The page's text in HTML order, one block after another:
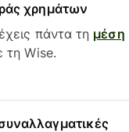
χρημάτων
πάντα τη μέση
τη Wise.